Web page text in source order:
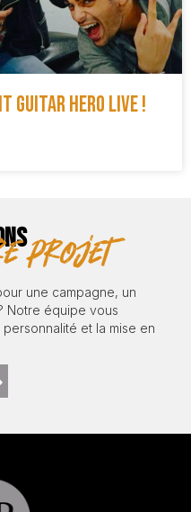
Guitar Hero Live !
projet
une campagne, un
Notre équipe vous
et la mise en